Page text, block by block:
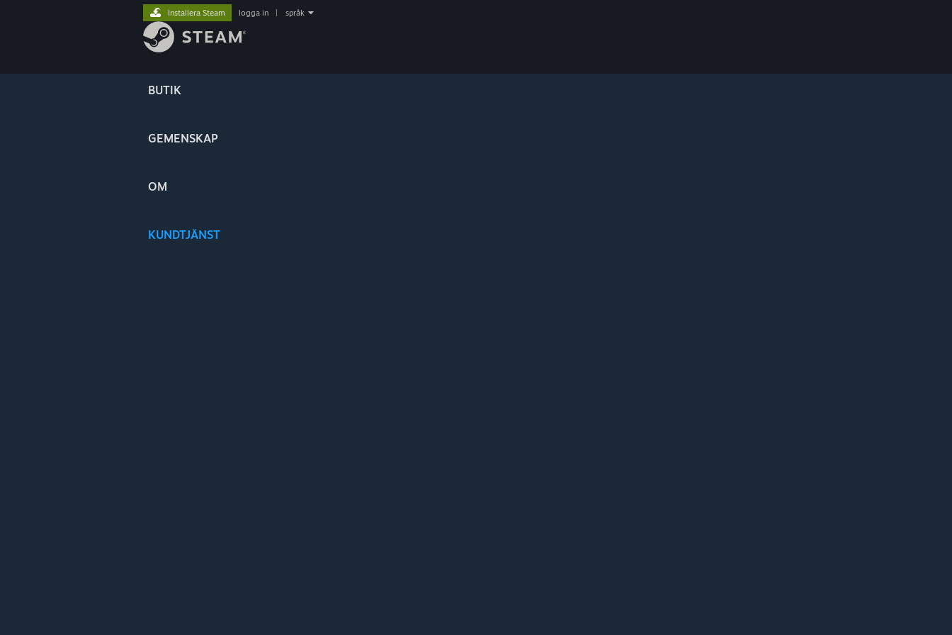
BUTIK
GEMENSKAP
OM
KUNDTJÄNST
Installera Steam logga in språk